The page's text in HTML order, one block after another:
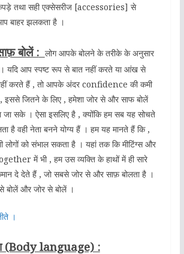
तथा सही एक्सेसरीज [accessories] से
बाहर झलकता है ।
बोलें : लोग आपके बोलने के तरीके के अनुसार
। यदि आप स्पष्ट रूप से बात नहीं करते या आंख से
करते हैं , तो आपके अंदर confidence की कमी
इससे जितने के लिए , हमेशा जोर से और साफ बोलें
जा सके । ऐसा इसलिए है , क्योंकि हम सब यह सोचते
है वही नेता बनने योग्य हैं । हम यह मानते हैं कि ,
लोगों को संभाल सकता है । यहां तक कि मीटिंग्स और
में भी , हम उस व्यक्ति के हाथों में ही सारे
दे देते हैं , जो सबसे जोर से और साफ़ बोलता है ।
बोलें और जोर से बोलें ।
।
(Body language) :